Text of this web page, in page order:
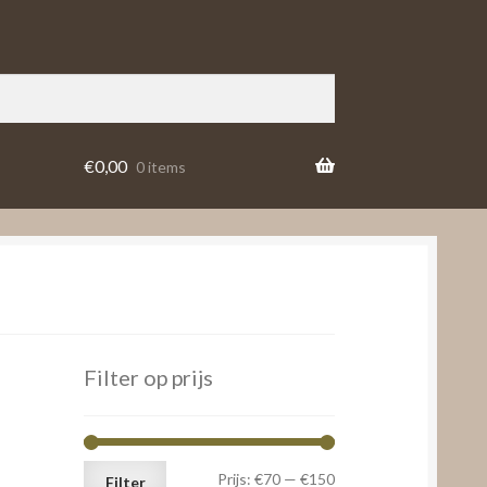
€0,00 0 items
Filter op prijs
Min.
Max.
Filter Prijs: €70— €150